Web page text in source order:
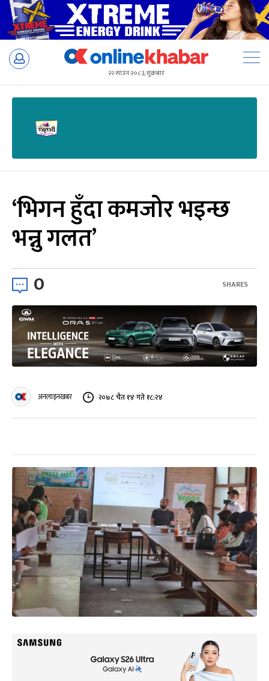
Skip
२२ साउन २०८३, शुक्रबार
‘भिगन हुँदा कमजोर भइन्छ
भन्नु गलत’
0 SHARES
अनलाइनखबर २०७८ चैत १४ गते १८:२४